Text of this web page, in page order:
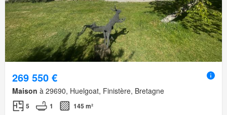
269 550 €
Maison à 29690, Huelgoat, Finistère, Bretagne
5 1 145 m²